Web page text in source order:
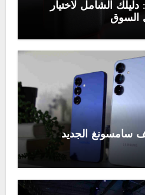
أفضل هواتف 2025: دليلك الشامل لاختيار
السوق
سامسونغ الجديد